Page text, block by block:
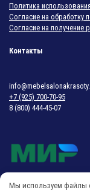
Политика
Согласие на обработку
Согласие на получение
Контакты
+7 (925) 700-70-95
8 (800) 444-45-07
Мы используем файлы